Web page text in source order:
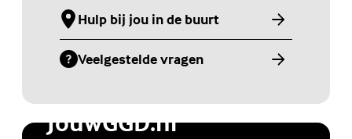
Hulp bij jou in de buurt
(Externe link)
Veelgestelde vragen
(Externe link)
Jongerenwebsite
JouwGGD.nl